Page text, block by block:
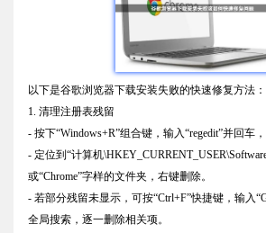
以下是谷歌浏览器下载安装失败的快速修复方法：
1. 清理注册表残留
- 按下“Windows+R”组合键，输入“regedit”并回车
- 定位到“计算机
或“Chrome”字样的文件夹，右键删除。
- 若部分残留未显示，可按“Ctrl+F”快捷键，输入
全局搜索，逐一删除相关项。